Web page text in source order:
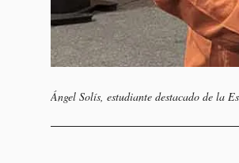
Ángel Solís, estudiante destacado de la